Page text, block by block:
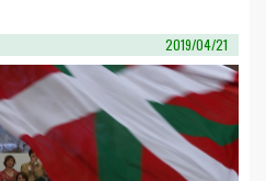
2019/04/21